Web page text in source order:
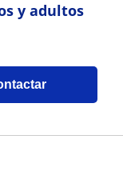
y adultos